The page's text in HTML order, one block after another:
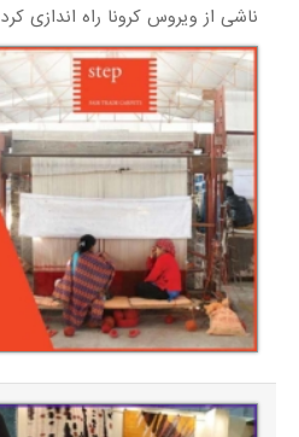
ناشی از ویروس کرونا راه اندازی